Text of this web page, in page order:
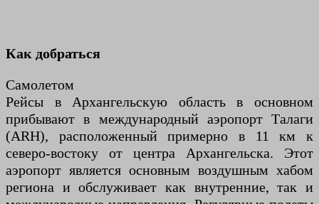
Как добраться
Самолетом
Рейсы в Архангельскую область в основном
прибывают в международный аэропорт Талаги
(ARH), расположенный примерно в 11 км к
северо-востоку от центра Архангельска. Этот
аэропорт является основным воздушным хабом
региона и обслуживает как внутренние, так и